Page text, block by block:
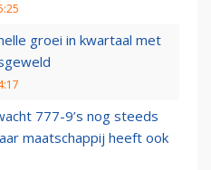
groei in kwartaal met
777-9’s nog steeds
maatschappij heeft ook